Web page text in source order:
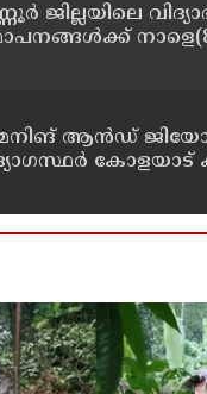
ജില്ലയിലെ
ആൻഡ്​
കോളയാട്